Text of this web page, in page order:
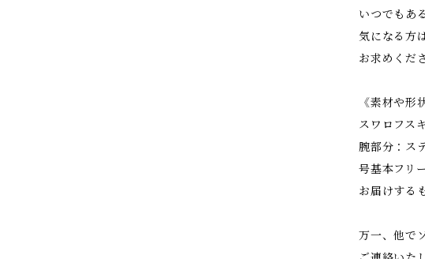
いつでもあ
気になる方
お求めくだ
《素材や形
スワロフス
腕部分：ス
号基本フリ
お届けする
万一、他で